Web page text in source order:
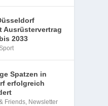
Ausrüstervertrag
2033
Spatzen in
erfolgreich
Friends, Newsletter